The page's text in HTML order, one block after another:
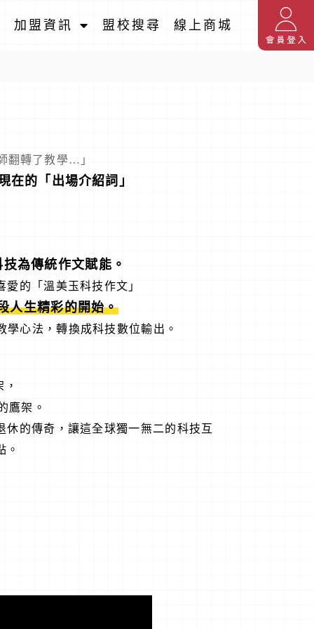
加盟資訊 盟校搜尋 線上商城
翻轉了教學…」
在的「出場介紹詞」
為傳統作文賦能。
的「溫美玉科技作文」
人生精彩的開始。
心法，轉換成科技數位輸出。
鷹架。
的傳奇，讓這全球獨一無二的科技互
。